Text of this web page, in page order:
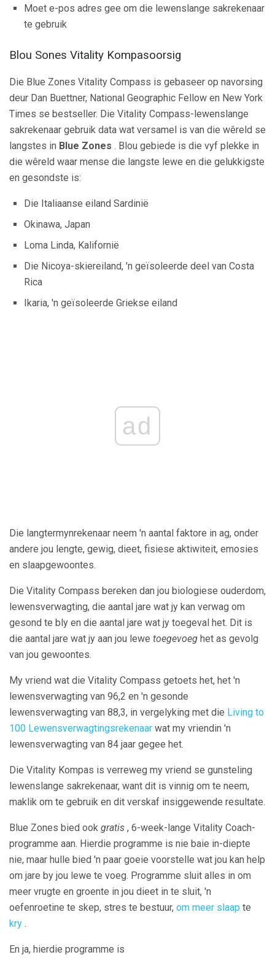
Moet e-pos adres gee om die lewenslange sakrekenaar
te gebruik
Blou Sones Vitality Kompasoorsig
Die Blue Zones Vitality Compass is gebaseer op navorsing
deur Dan Buettner, National Geographic Fellow en New York
Times se bestseller. Die Vitality Compass-lewenslange
sakrekenaar gebruik data wat versamel is van die wêreld se
langstes in Blue Zones . Blou gebiede is die vyf plekke in
die wêreld waar mense die langste lewe en die gelukkigste
en gesondste is:
Die Italiaanse eiland Sardinië
Okinawa, Japan
Loma Linda, Kalifornië
Die Nicoya-skiereiland, 'n geïsoleerde deel van Costa
Rica
Ikaria, 'n geïsoleerde Griekse eiland
ad
Die langtermynrekenaar neem 'n aantal faktore in ag, onder
andere jou lengte, gewig, dieet, fisiese aktiwiteit, emosies
en slaapgewoontes.
Die Vitality Compass bereken dan jou biologiese ouderdom,
lewensverwagting, die aantal jare wat jy kan verwag om
gesond te bly en die aantal jare wat jy toegeval het. Dit is
die aantal jare wat jy aan jou lewe toegevoeg het as gevolg
van jou gewoontes.
My vriend wat die Vitality Compass getoets het, het 'n
lewensverwagting van 96,2 en 'n gesonde
lewensverwagting van 88,3, in vergelyking met die Living to
100 Lewensverwagtingsrekenaar wat my vriendin 'n
lewensverwagting van 84 jaar gegee het.
Die Vitality Kompas is verreweg my vriend se gunsteling
lewenslange sakrekenaar, want dit is vinnig om te neem,
maklik om te gebruik en dit verskaf insiggewende resultate.
Blue Zones bied ook gratis , 6-week-lange Vitality Coach-
programme aan. Hierdie programme is nie baie in-diepte
nie, maar hulle bied 'n paar goeie voorstelle wat jou kan help
om jare by jou lewe te voeg. Programme sluit alles in om
meer vrugte en groente in jou dieet in te sluit, 'n
oefenroetine te skep, stres te bestuur, om meer slaap te
kry .
En ja, hierdie programme is